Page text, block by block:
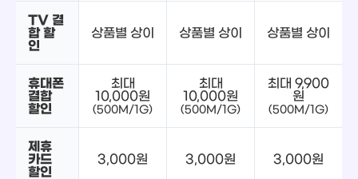
TV 결
합 할
인
상품별 상이 상품별 상이 상품별 상이
휴대폰
결합
할인
최대
10,000원
(500M/1G)
최대
10,000원
(500M/1G)
최대 9,900
원
(500M/1G)
제휴
카드
할인
3,000원 3,000원 3,000원